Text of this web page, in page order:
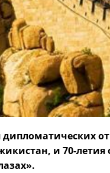
дипломатических
и 70-